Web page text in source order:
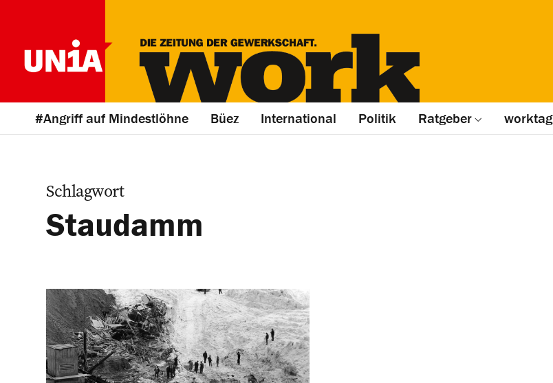
#Angriff auf Mindestlöhne Büez International Politik Ratgeber worktag
Schlagwort
Staudamm